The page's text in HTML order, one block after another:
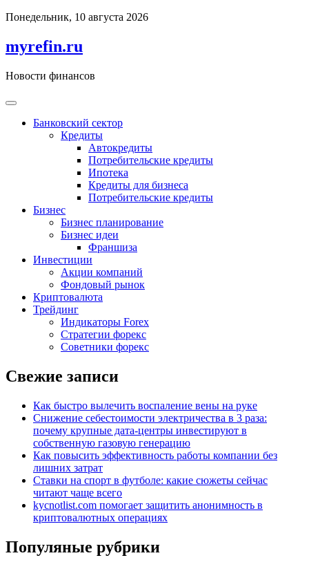
Перейти
содержимому
Понедельник, 10 августа 2026
myrefin.ru
Новости финансов
Банковский сектор
Кредиты
Автокредиты
Потребительские кредиты
Ипотека
Кредиты для бизнеса
Потребительские кредиты
Бизнес
Бизнес планирование
Бизнес идеи
Франшиза
Инвестиции
Акции компаний
Фондовый рынок
Криптовалюта
Трейдинг
Индикаторы Forex
Стратегии форекс
Советники форекс
Свежие записи
Как быстро вылечить воспаление вены на руке
Снижение себестоимости электричества в 3 раза:
почему крупные дата-центры инвестируют в
собственную газовую генерацию
Как повысить эффективность работы компании без
лишних затрат
Ставки на спорт в футболе: какие сюжеты сейчас
читают чаще всего
kycnotlist.com помогает защитить анонимность в
криптовалютных операциях
Популяные рубрики